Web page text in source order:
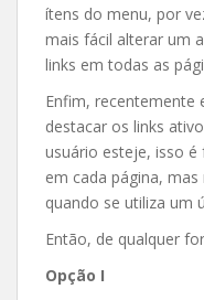
ítens do menu, por
mais fácil alterar um
links em todas as
Enfim, recentemente
destacar os links
usuário esteje, isso é
em cada página,
quando se utiliza um
Então, de qualquer
Opção I